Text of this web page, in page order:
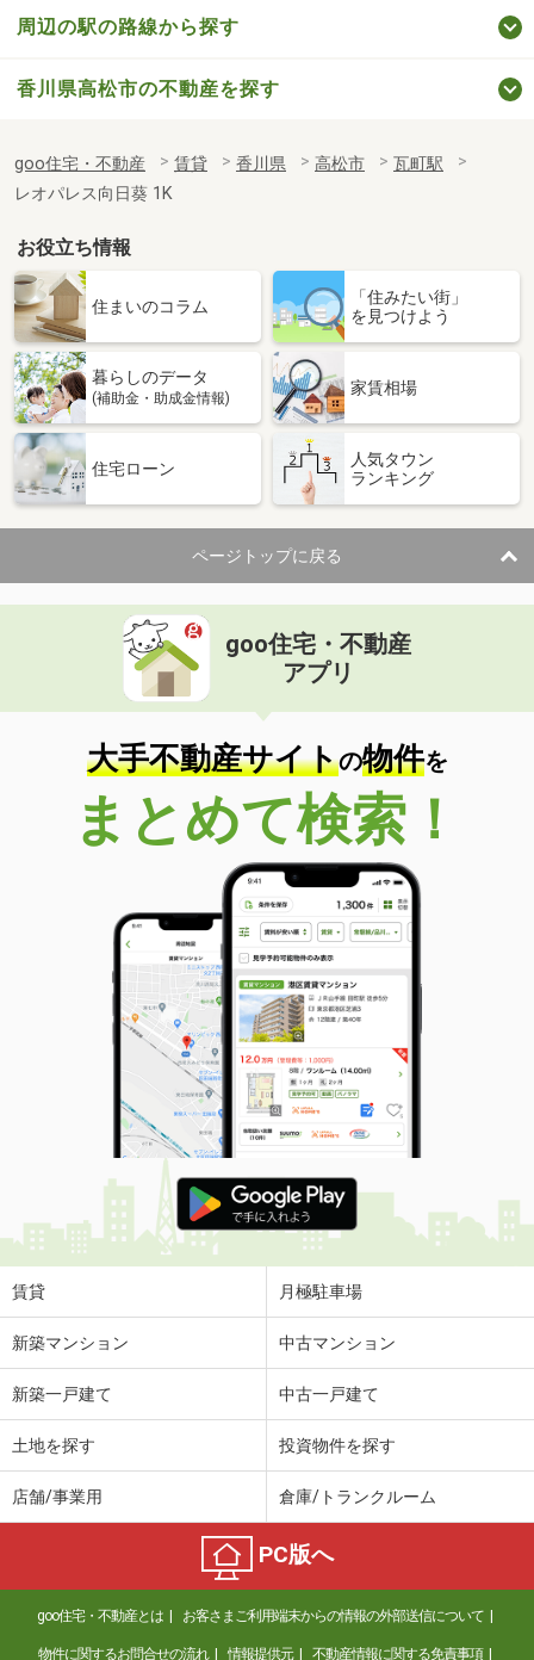
周辺の駅の路線から探す
香川県高松市の不動産を探す
goo住宅・不動産 賃貸 香川県 高松市
瓦町駅
レオパレス向日葵 1K
お役立ち情報
住まいのコラム
「住みたい街」
を見つけよう
暮らしのデータ
(補助金・助成金情報)
家賃相場
住宅ローン
人気タウン
ランキング
ページトップに戻る
goo住宅・不動産
アプリ
大手不動産サイトの物件を
まとめて検索！
賃貸 月極駐車場
新築マンション 中古マンション
新築一戸建て 中古一戸建て
土地を探す 投資物件を探す
店舗/事業用 倉庫/トランクルーム
PC版へ
goo住宅・不動産とは お客さまご利用端末からの情報の外部送信について
物件に関するお問合せの流れ 情報提供元 不動産情報に関する免責事項